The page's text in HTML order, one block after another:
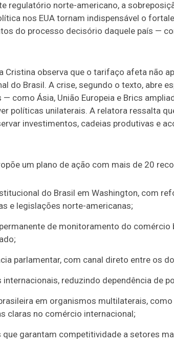
regulatório norte-americano, a
nos EUA tornam indispensável o
do processo decisório daquele país —
Cristina observa que o tarifaço afeta não
do Brasil. A crise, segundo o texto, abre
como Ásia, União Europeia e Brics
políticas unilaterais. A relatora ressalta
investimentos, cadeias produtivas e
um plano de ação com mais de 20
do Brasil em Washington, com
e legislações norte-americanas;
de monitoramento do comércio
parlamentar, com canal direto entre os
reduzindo dependência de
em organismos multilaterais, como
claras no comércio internacional;
que garantam competitividade a setores